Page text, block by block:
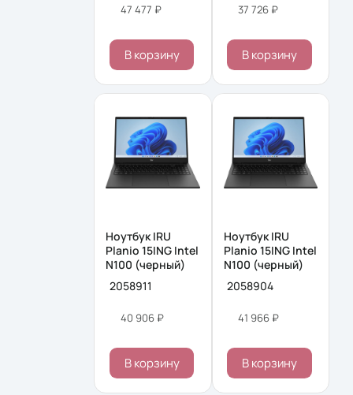
47 477 ₽
В корзину
37 726 ₽
В корзину
Ноутбук IRU
Planio 15ING Intel
N100 (черный)
2058911
40 906 ₽
В корзину
Ноутбук IRU
Planio 15ING Intel
N100 (черный)
2058904
41 966 ₽
В корзину